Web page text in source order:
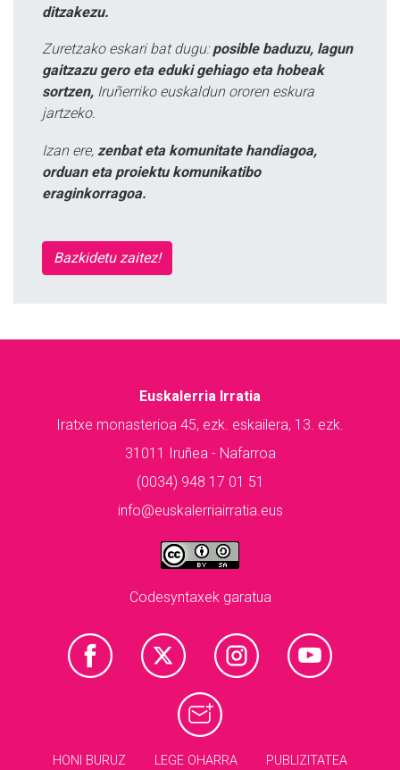
ditzakezu.
Zuretzako eskari bat dugu: posible baduzu, lagun
gaitzazu gero eta eduki gehiago eta hobeak
sortzen, Iruñerriko euskaldun ororen eskura
jartzeko.
Izan ere, zenbat eta komunitate handiagoa,
orduan eta proiektu komunikatibo
eraginkorragoa.
Bazkidetu zaitez!
Euskalerria Irratia
Iratxe monasterioa 45, ezk. eskailera, 13. ezk.
31011 Iruñea - Nafarroa
(0034) 948 17 01 51
info@euskalerriairratia.eus
Codesyntaxek garatua
HONI BURUZ LEGE OHARRA PUBLIZITATEA